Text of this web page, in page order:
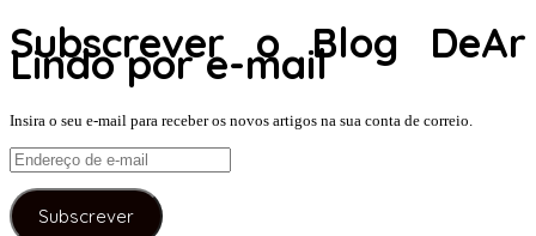
Subscrever o Blog DeAr
Lindo por e-mail
Insira o seu e-mail para receber os novos artigos na sua conta de correio.
Endereço
de
e-
mail
Subscrever